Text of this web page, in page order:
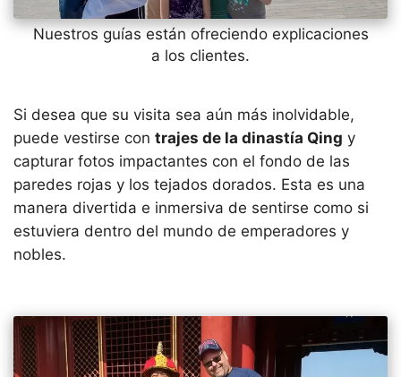
Nuestros guías están ofreciendo explicaciones
a los clientes.
Si desea que su visita sea aún más inolvidable,
puede vestirse con trajes de la dinastía Qing y
capturar fotos impactantes con el fondo de las
paredes rojas y los tejados dorados. Esta es una
manera divertida e inmersiva de sentirse como si
estuviera dentro del mundo de emperadores y
nobles.